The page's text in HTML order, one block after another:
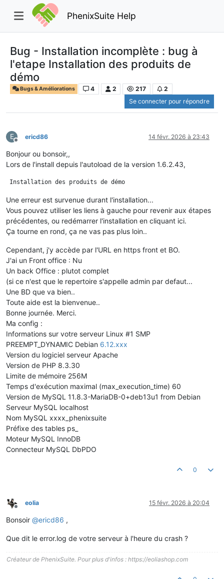
PhenixSuite Help
Bug - Installation incomplète : bug à
l'etape Installation des produits de
démo
Bugs & Améliorations 4 2 217
2
Se connecter pour répondre
E
Hors-ligne
ericd86 14 févr. 2026 à 23:43
Bonjour ou bonsoir,,
Lors de l'install depuis l'autoload de la version 1.6.2.43,
Une erreur est survenue durant l'installation...
Vous pouvez utiliser les liens à gauche pour revenir aux étapes
précédentes, ou redémarrer l'installation en cliquant ici.
Ça tourne en rond, ça ne vas pas plus loin..
Cependant, j'y accède par l'URL en https front et BO.
J'ai un Front office : Nu
Un back Office : plutot complet
(si ce n'est que le repertoire s'appelle admin par defaut...
Une BD que va bien..
Toute aide est la bienvenue..
Bonne journée. Merci.
Ma config :
Informations sur votre serveur Linux #1 SMP
PREEMPT_DYNAMIC Debian 6.12.xxx
Version du logiciel serveur Apache
Version de PHP 8.3.30
Limite de mémoire 256M
Temps d'exécution maximal (max_execution_time) 60
Version de MySQL 11.8.3-MariaDB-0+deb13u1 from Debian
Serveur MySQL localhost
Nom MySQL xxxx_phenixsuite
Préfixe des tables ps_
Moteur MySQL InnoDB
Connecteur MySQL DbPDO
0
Hors-ligne
eolia 15 févr. 2026 à 20:04
Bonsoir @ericd86 ,
Que dit le error.log de votre serveur à l'heure du crash ?
Créateur de PhenixSuite. Pour plus d'infos : https://eoliashop.com